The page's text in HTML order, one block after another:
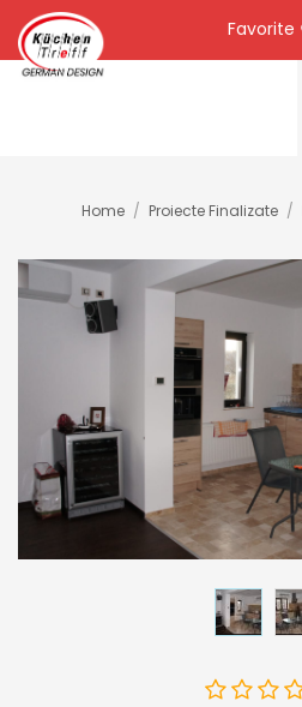
Favorite
Home / Proiecte Finalizate /